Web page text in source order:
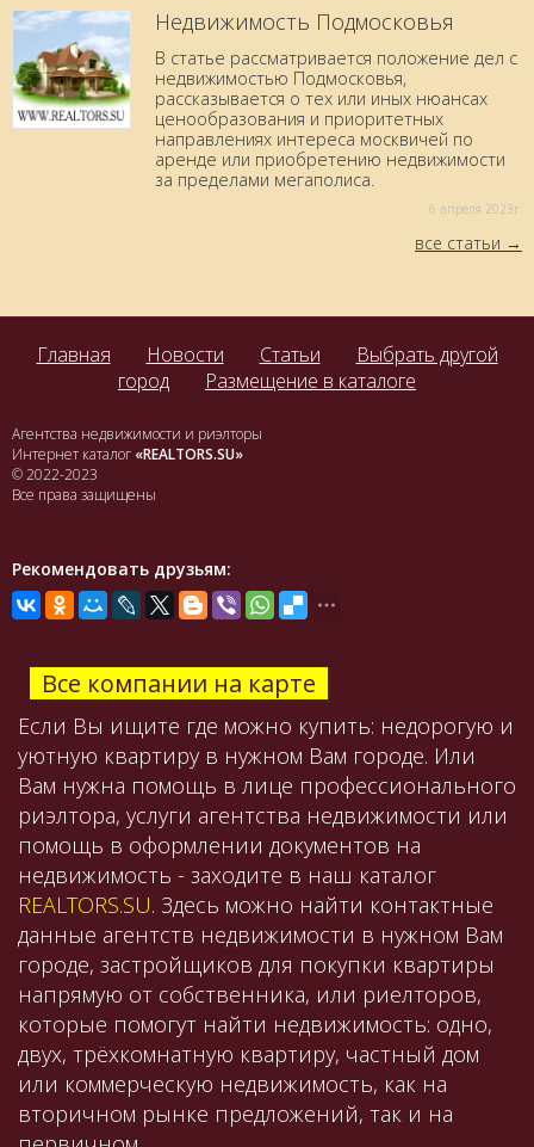
Недвижимость Подмосковья
В статье рассматривается положение дел с
недвижимостью Подмосковья,
рассказывается о тех или иных нюансах
ценообразования и приоритетных
направлениях интереса москвичей по
аренде или приобретению недвижимости
за пределами мегаполиса.
6 aпреля 2023г.
все статьи
Главная Новости Статьи
Выбрать другой
город
Размещение в каталоге
Агентства недвижимости и риэлторы
Интернет каталог «REALTORS.SU»
© 2022-2023
Все права защищены
Рекомендовать друзьям:
Все компании на карте
Если Вы ищите где можно купить: недорогую и
уютную квартиру в нужном Вам городе. Или
Вам нужна помощь в лице профессионального
риэлтора, услуги агентства недвижимости или
помощь в оформлении документов на
недвижимость - заходите в наш каталог
REALTORS.SU. Здесь можно найти контактные
данные агентств недвижимости в нужном Вам
городе, застройщиков для покупки квартиры
напрямую от собственника, или риелторов,
которые помогут найти недвижимость: одно,
двух, трёхкомнатную квартиру, частный дом
или коммерческую недвижимость, как на
вторичном рынке предложений, так и на